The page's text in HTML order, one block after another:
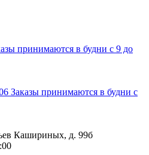
принимаются в будни с 9 до
Заказы принимаются в будни с
Кашириных, д. 99б